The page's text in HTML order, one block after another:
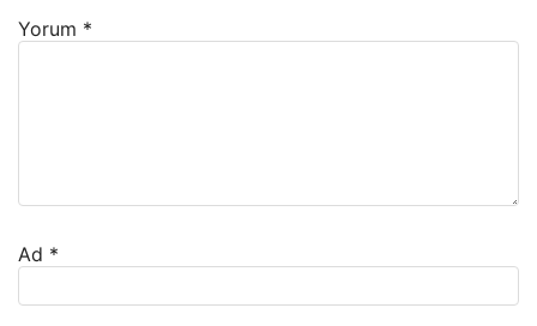
Yorum *
Ad *